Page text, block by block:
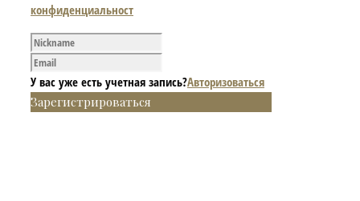
конфиденциальност
У вас уже есть учетная запись?Авторизоваться
Зарегистрироваться